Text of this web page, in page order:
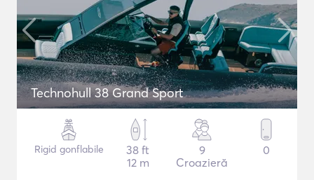
Technohull 38 Grand Sport
Rigid gonflabile
38 ft
12 m
9
Croazieră
0